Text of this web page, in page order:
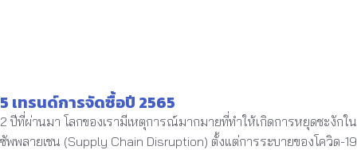
5 เทรนด์การจัดซื้อปี 2565
2 ปีที่ผ่านมา โลกของเรามีเหตุการณ์มากมายที่ทำให้เกิดการหยุดชะงักใน
ซัพพลายเชน (Supply Chain Disruption) ตั้งแต่การระบายของโควิด-19